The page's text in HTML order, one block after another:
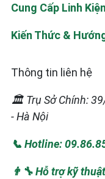
Cung Cấp Linh
Kiến Thức &
Thông tin liên hệ
🏛️ Trụ Sở Chính:
- Hà Nội
📞 Hotline:
👨‍🔧 Hỗ trợ kỹ